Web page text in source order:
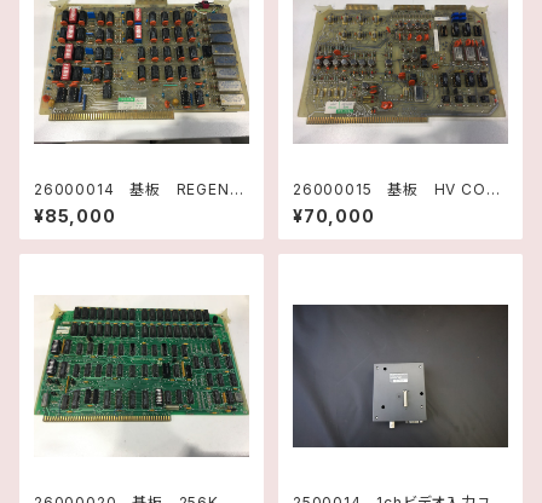
26000014 基板 REGENE
RTION CONTROL F32210
01 Rev.D テキサスインスツ
ルメンツ
¥85,000
26000015 基板 HV CON
TROL F3438001 Rev.F
テキサスインスツルメンツ
¥70,000